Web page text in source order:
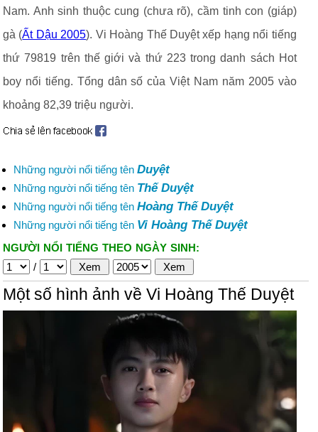
Nam. Anh sinh thuộc cung (chưa rõ), cầm tinh con (giáp)
gà (Ất Dậu 2005). Vi Hoàng Thế Duyệt xếp hạng nổi tiếng
thứ 79819 trên thế giới và thứ 223 trong danh sách Hot
boy nổi tiếng. Tổng dân số của Việt Nam năm 2005 vào
khoảng 82,39 triệu người.
Những người nổi tiếng tên Duyệt
Những người nổi tiếng tên Thế Duyệt
Những người nổi tiếng tên Hoàng Thế Duyệt
Những người nổi tiếng tên Vi Hoàng Thế Duyệt
NGƯỜI NỔI TIẾNG THEO NGÀY SINH:
/
Một số hình ảnh về Vi Hoàng Thế Duyệt